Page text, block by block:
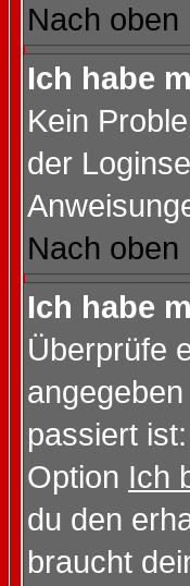
Nach oben
Ich habe
Kein
der
Nach oben
Ich habe
Überprüfe
passiert
Option Ich
du den
braucht